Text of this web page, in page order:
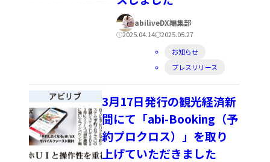
著
者:
abiliveDX編集部
公2025.04.14更
新
日:
2025.05.27
ゴ
リ
ー:
お知らせ
プレスリリース
3月17日発行の観光経済新
聞にて「abi-Booking（予
約プロクロス）」を取り
上げていただきました